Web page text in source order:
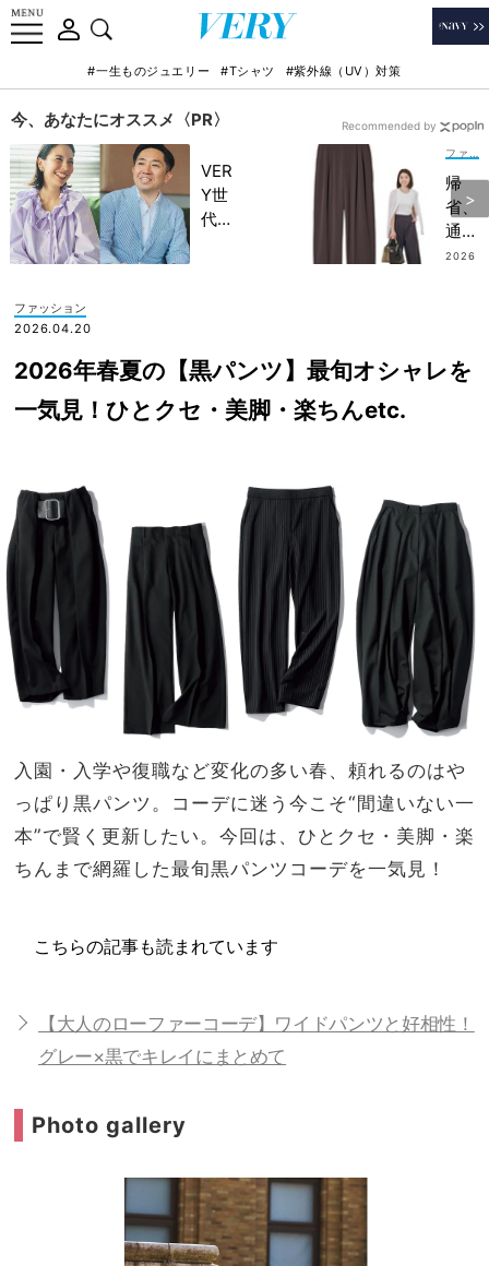
#一生ものジュエリー #Tシャツ #紫外線（UV）対策
今、あなたにオススメ〈PR〉
VER
Y世
代が
んと
考え
る
T A
HO
TEL
な
の？
帰
省、
通勤
の最
涼し
ン
ツ」
はブ
ラウ
使え
る！
2026
Recommended by
ファッション
2026.04.20
2026年春夏の【黒パンツ】最旬オシャレを
一気見！ひとクセ・美脚・楽ちんetc.
入園・入学や復職など変化の多い春、頼れるのはや
っぱり黒パンツ。コーデに迷う今こそ“間違いない一
本”で賢く更新したい。今回は、ひとクセ・美脚・楽
ちんまで網羅した最旬黒パンツコーデを一気見！
こちらの記事も読まれています
【大人のローファーコーデ】ワイドパンツと好相性！
グレー×黒でキレイにまとめて
Photo gallery